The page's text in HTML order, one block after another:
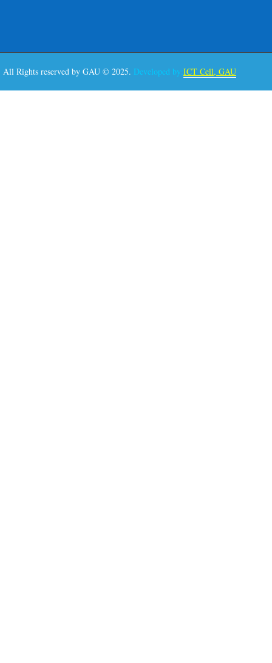
All Rights reserved by GAU © 2025. Developed by:ICT Cell, GAU